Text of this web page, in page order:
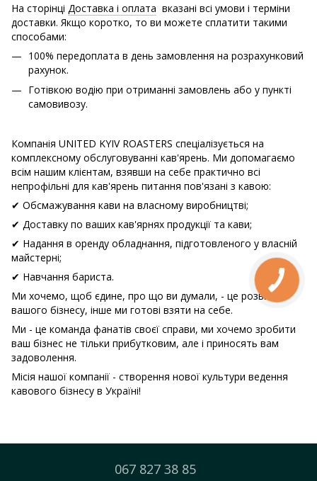
На сторінці Доставка і оплата вказані всі умови і терміни
доставки. Якщо коротко, то ви можете сплатити такими
способами:
100% передоплата в день замовлення на розрахунковий
рахунок.
Готівкою водію при отриманні замовлень або у пункті
самовивозу.
Компанія UNITED KYIV ROASTERS спеціалізується на
комплексному обслуговуванні кав'ярень. Ми допомагаємо
всім нашим клієнтам, взявши на себе практично всі
непрофільні для кав'ярень питання пов'язані з кавою:
✔ Обсмажування кави на власному виробництві;
✔ Доставку по ваших кав'ярнях продукції та кави;
✔ Надання в оренду обладнання, підготовленого у власній
майстерні;
✔ Навчання бариста.
Ми хочемо, щоб єдине, про що ви думали, - це розвиток
вашого бізнесу, інше ми готові взяти на себе.
Ми - це команда фанатів своєї справи, ми хочемо зробити
ваш бізнес не тільки прибутковим, але і приносять вам
задоволення.
Місія нашої компанії - створення нової культури ведення
кавового бізнесу в Україні!
067 827 38 85